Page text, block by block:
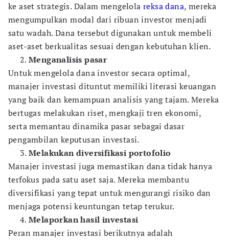
ke aset strategis. Dalam mengelola reksa dana, mereka
mengumpulkan modal dari ribuan investor menjadi
satu wadah. Dana tersebut digunakan untuk membeli
aset-aset berkualitas sesuai dengan kebutuhan klien.
Menganalisis pasar
Untuk mengelola dana investor secara optimal,
manajer investasi dituntut memiliki literasi keuangan
yang baik dan kemampuan analisis yang tajam. Mereka
bertugas melakukan riset, mengkaji tren ekonomi,
serta memantau dinamika pasar sebagai dasar
pengambilan keputusan investasi.
Melakukan diversifikasi portofolio
Manajer investasi juga memastikan dana tidak hanya
terfokus pada satu aset saja. Mereka membantu
diversifikasi yang tepat untuk mengurangi risiko dan
menjaga potensi keuntungan tetap terukur.
Melaporkan hasil investasi
Peran manajer investasi berikutnya adalah